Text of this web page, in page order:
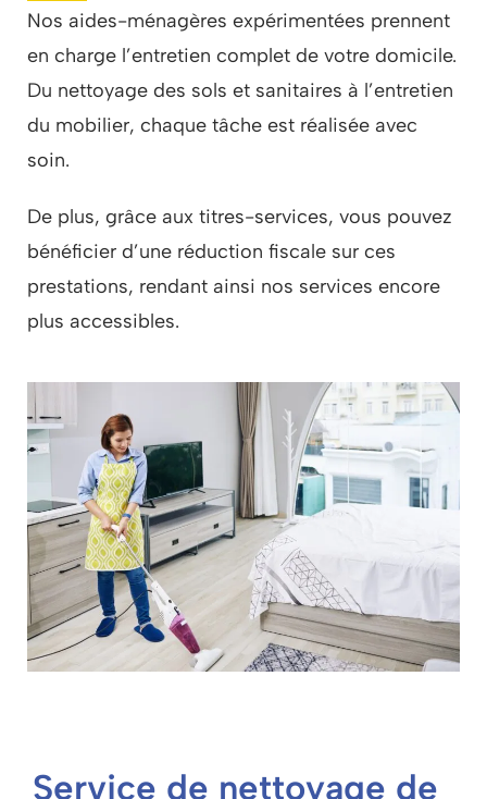
Nos aides-ménagères expérimentées prennent
en charge l’entretien complet de votre domicile.
Du nettoyage des sols et sanitaires à l’entretien
du mobilier, chaque tâche est réalisée avec
soin.
De plus, grâce aux titres-services, vous pouvez
bénéficier d’une réduction fiscale sur ces
prestations, rendant ainsi nos services encore
plus accessibles.
Service de nettoyage de